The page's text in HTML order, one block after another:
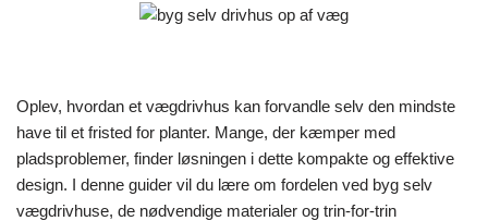
Oplev, hvordan et vægdrivhus kan forvandle selv den mindste
have til et fristed for planter. Mange, der kæmper med
pladsproblemer, finder løsningen i dette kompakte og effektive
design. I denne guider vil du lære om fordelen ved byg selv
vægdrivhuse, de nødvendige materialer og trin-for-trin